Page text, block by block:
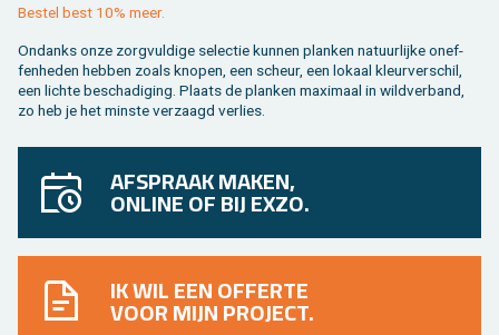
Be­stel best 10% meer.
On­danks onze zorg­vul­di­ge se­lec­tie kun­nen plan­ken na­tuur­lij­ke on­ef­
fen­he­den heb­ben zoals kno­pen, een scheur, een lo­kaal kleur­ver­schil,
een lich­te be­scha­di­ging. Plaats de plan­ken maxi­maal in wild­ver­band,
zo heb je het min­ste ver­zaagd ver­lies.
AFSPRAAK MAKEN,
ONLINE OF BIJ EXZO.
IK WIL EEN OFFERTE
VOOR MIJN PROJECT.